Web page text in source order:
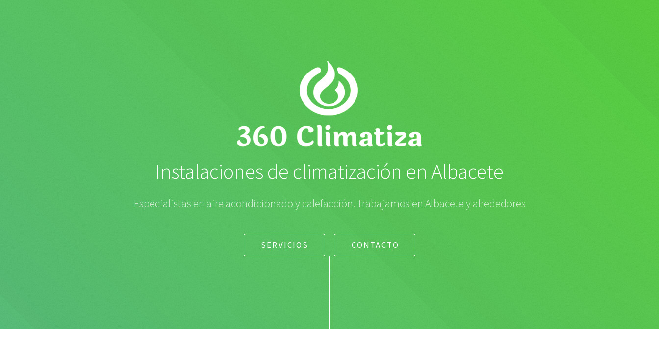
Instalaciones de climatización en Albacete
Especialistas en aire acondicionado y calefacción. Trabajamos en Albacete y alrededores
SERVICIOS CONTACTO